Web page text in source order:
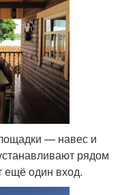
— навес и
рядом
ещё один вход.